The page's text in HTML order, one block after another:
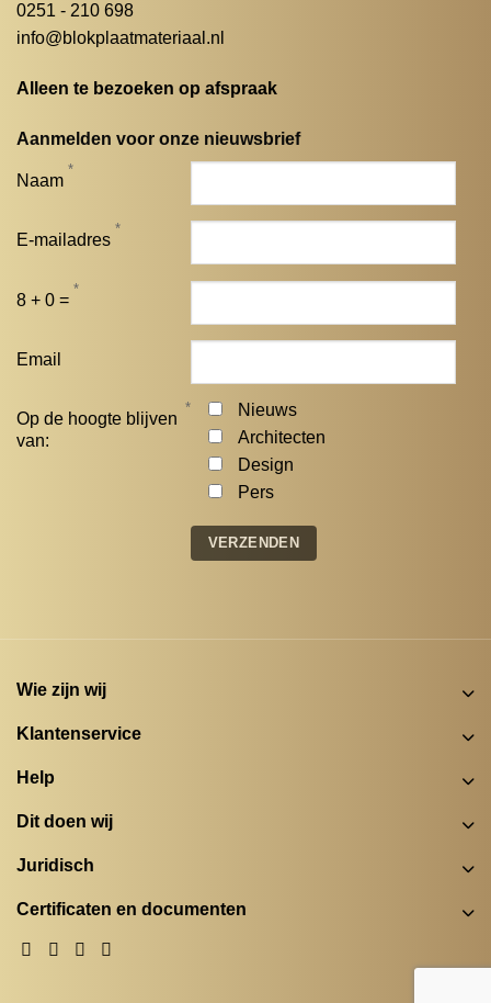
0251 - 210 698
info@blokplaatmateriaal.nl
Alleen te bezoeken op afspraak
Aanmelden voor onze nieuwsbrief
Naam
*
E-mailadres
*
8 + 0 =
*
Email
Op de hoogte blijven
van:
*
Nieuws
Architecten
Design
Pers
Wie zijn wij
Klantenservice
Help
Dit doen wij
Juridisch
Certificaten en documenten